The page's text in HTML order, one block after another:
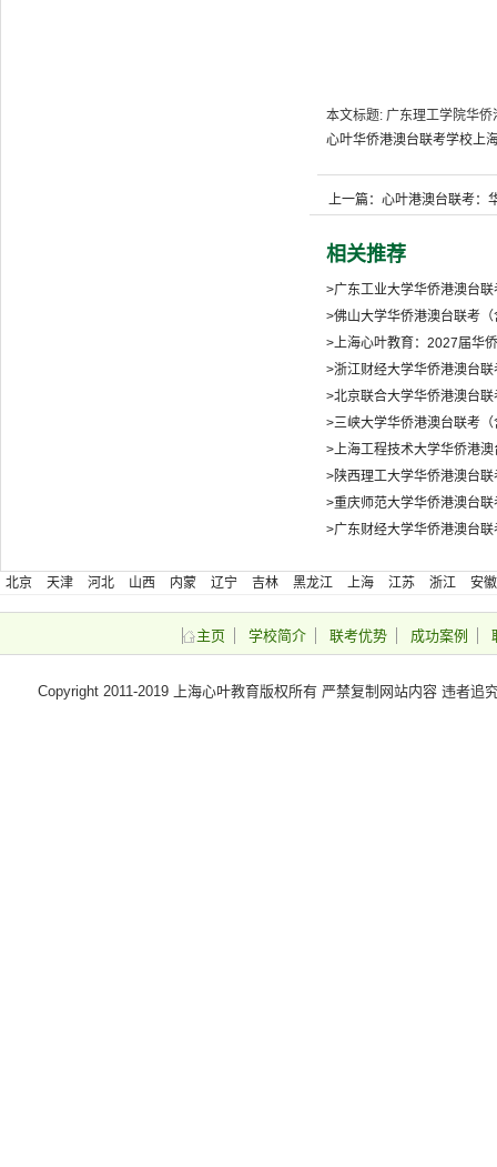
本文标题: 广东理工学院华
心叶华侨港澳台联考学校上
上一篇：心叶港澳台联考：
相关推荐
>广东工业大学华侨港澳台
>佛山大学华侨港澳台联考
>上海心叶教育：2027届华
>浙江财经大学华侨港澳台
>北京联合大学华侨港澳台
>三峡大学华侨港澳台联考
>上海工程技术大学华侨港
>陕西理工大学华侨港澳台
>重庆师范大学华侨港澳台
>广东财经大学华侨港澳台
北京 天津 河北 山西 内蒙 辽宁 吉林 黑龙江 上海 江苏 浙江
安徽
主页 学校简介 联考优势 成功案例
Copyright 2011-2019 上海心叶教育版权所有 严禁复制网站内容 违者追